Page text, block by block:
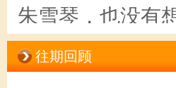
朱雪琴，也没有
制”“双实名制”
一、 世说新
往期回顾